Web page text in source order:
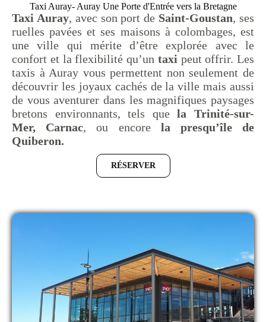
Taxi Auray- Auray Une Porte d'Entrée vers la Bretagne
Taxi Auray, avec son port de Saint-Goustan, ses
ruelles pavées et ses maisons à colombages, est
une ville qui mérite d’être explorée avec le
confort et la flexibilité qu’un taxi peut offrir. Les
taxis à Auray vous permettent non seulement de
découvrir les joyaux cachés de la ville mais aussi
de vous aventurer dans les magnifiques paysages
bretons environnants, tels quela Trinité-sur-
Mer, Carnac, ou encore la presqu’île de
Quiberon.
RÉSERVER